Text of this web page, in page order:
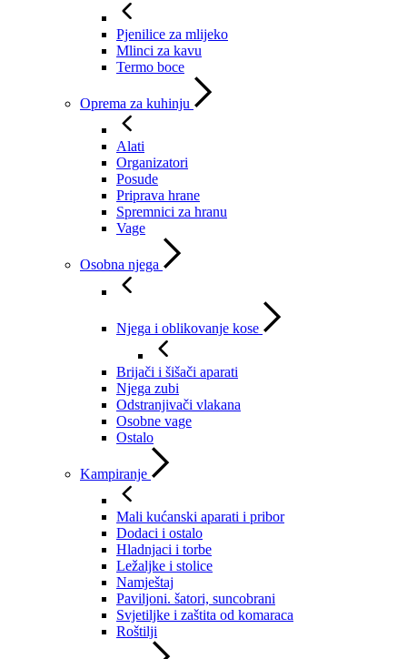
Pjenilice za mlijeko
Mlinci za kavu
Termo boce
Oprema za kuhinju
Alati
Organizatori
Posude
Priprava hrane
Spremnici za hranu
Vage
Osobna njega
Njega i oblikovanje kose
Brijači i šišači aparati
Njega zubi
Odstranjivači vlakana
Osobne vage
Ostalo
Kampiranje
Mali kućanski aparati i pribor
Dodaci i ostalo
Hladnjaci i torbe
Ležaljke i stolice
Namještaj
Paviljoni. šatori, suncobrani
Svjetiljke i zaštita od komaraca
Roštilji